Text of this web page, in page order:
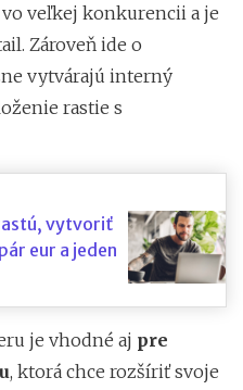
veľkej konkurencii a je
Zároveň ide o
vytvárajú interný
rastie s
vytvoriť
eur a jeden
je vhodné aj pre
, ktorá chce rozšíriť svoje